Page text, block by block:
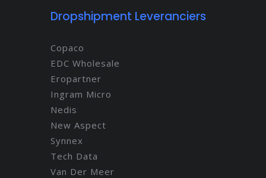
Dropshipment Leveranciers
Copaco
EDC Wholesale
Eropartner
Ingram Micro
Nedis
New Aspect
Synnex
Tech Data
Van Der Meer